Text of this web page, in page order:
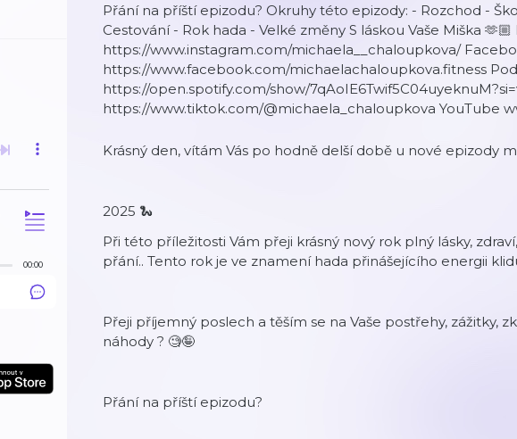
00:00
Přání na příští epizodu? Okruhy této epizody: - Rozchod -
Cestování - Rok hada - Velké změny S láskou Vaše Miška
https://www.instagram.com/michaela__chaloupkova/
https://www.facebook.com/michaelachaloupkova.fitness
https://open.spotify.com/show/
https://www.tiktok.com/@michaela_chaloupkova YouTube
Krásný den, vítám Vás po hodně delší době u nové epizody
2025 🐍
Při této příležitosti Vám přeji krásný nový rok plný lásky,
přání.. Tento rok je ve znamení hada přinášejícího energii
Přeji příjemný poslech a těším se na Vaše postřehy, zážitky,
náhody ? 🧐🤪
Přání na příští epizodu?